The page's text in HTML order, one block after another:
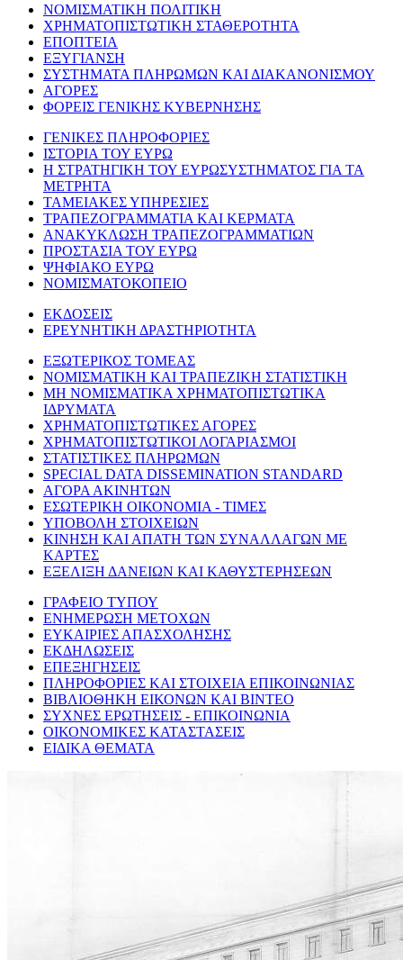
ΝΟΜΙΣΜΑΤΙΚΗ ΠΟΛΙΤΙΚΗ
ΧΡΗΜΑΤΟΠΙΣΤΩΤΙΚΗ ΣΤΑΘΕΡΟΤΗΤΑ
ΕΠΟΠΤΕΙΑ
ΕΞΥΓΙΑΝΣΗ
ΣΥΣΤΗΜΑΤΑ ΠΛΗΡΩΜΩΝ ΚΑΙ ΔΙΑΚΑΝΟΝΙΣΜΟΥ
ΑΓΟΡΕΣ
ΦΟΡΕΙΣ ΓΕΝΙΚΗΣ ΚΥΒΕΡΝΗΣΗΣ
ΓΕΝΙΚΕΣ ΠΛΗΡΟΦΟΡΙΕΣ
ΙΣΤΟΡΙΑ ΤΟΥ ΕΥΡΩ
Η ΣΤΡΑΤΗΓΙΚΗ ΤΟΥ ΕΥΡΩΣΥΣΤΗΜΑΤΟΣ ΓΙΑ ΤΑ
ΜΕΤΡΗΤΑ
ΤΑΜΕΙΑΚΕΣ ΥΠΗΡΕΣΙΕΣ
ΤΡΑΠΕΖΟΓΡΑΜΜΑΤΙΑ ΚΑΙ ΚΕΡΜΑΤΑ
ΑΝΑΚΥΚΛΩΣΗ ΤΡΑΠΕΖΟΓΡΑΜΜΑΤΙΩΝ
ΠΡΟΣΤΑΣΙΑ ΤΟΥ ΕΥΡΩ
ΨΗΦΙΑΚΟ ΕΥΡΩ
ΝΟΜΙΣΜΑΤΟΚΟΠΕΙΟ
ΕΚΔΟΣΕΙΣ
ΕΡΕΥΝΗΤΙΚΗ ΔΡΑΣΤΗΡΙΟΤΗΤΑ
ΕΞΩΤΕΡΙΚΟΣ ΤΟΜΕΑΣ
ΝΟΜΙΣΜΑΤΙΚΗ ΚΑΙ ΤΡΑΠΕΖΙΚΗ ΣΤΑΤΙΣΤΙΚΗ
ΜΗ ΝΟΜΙΣΜΑΤΙΚΑ ΧΡΗΜΑΤΟΠΙΣΤΩΤΙΚΑ
ΙΔΡΥΜΑΤΑ
ΧΡΗΜΑΤΟΠΙΣΤΩΤΙΚΕΣ ΑΓΟΡΕΣ
ΧΡΗΜΑΤΟΠΙΣΤΩΤΙΚΟΙ ΛΟΓΑΡΙΑΣΜΟΙ
ΣΤΑΤΙΣΤΙΚΕΣ ΠΛΗΡΩΜΩΝ
SPECIAL DATA DISSEMINATION STANDARD
ΑΓΟΡΑ ΑΚΙΝΗΤΩΝ
ΕΣΩΤΕΡΙΚΗ ΟΙΚΟΝΟΜΙΑ - ΤΙΜΕΣ
ΥΠΟΒΟΛΗ ΣΤΟΙΧΕΙΩΝ
ΚΙΝΗΣΗ ΚΑΙ ΑΠΑΤΗ ΤΩΝ ΣΥΝΑΛΛΑΓΩΝ ΜΕ
ΚΑΡΤΕΣ
ΕΞΕΛΙΞΗ ΔΑΝΕΙΩΝ ΚΑΙ ΚΑΘΥΣΤΕΡΗΣΕΩΝ
ΓΡΑΦΕΙΟ ΤΥΠΟΥ
ΕΝΗΜΕΡΩΣΗ ΜΕΤΟΧΩΝ
ΕΥΚΑΙΡΙΕΣ ΑΠΑΣΧΟΛΗΣΗΣ
ΕΚΔΗΛΩΣΕΙΣ
ΕΠΕΞΗΓΗΣΕΙΣ
ΠΛΗΡΟΦΟΡΙΕΣ ΚΑΙ ΣΤΟΙΧΕΙΑ ΕΠΙΚΟΙΝΩΝΙΑΣ
ΒΙΒΛΙΟΘΗΚΗ ΕΙΚΟΝΩΝ ΚΑΙ ΒΙΝΤΕΟ
ΣΥΧΝΕΣ ΕΡΩΤΗΣΕΙΣ - ΕΠΙΚΟΙΝΩΝΙΑ
ΟΙΚΟΝΟΜΙΚΕΣ ΚΑΤΑΣΤΑΣΕΙΣ
ΕΙΔΙΚΑ ΘΕΜΑΤΑ